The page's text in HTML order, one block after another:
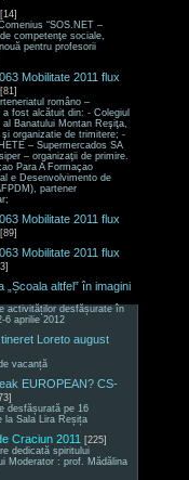
[14]
“SOS.NET –
competenţe sociale,
pentru profesorii
Mobilitate 2011 flux
[81]
româno –
a fost alcătuit din: - Colegiul
al Banatului Montan Reşiţa,
şi organizatie de trimitere; -
– Supermercados SA
– organizaţii de primire.
Para A Formaçao
e Desenvolvimento de
partener
Mobilitate 2011 flux
[89]
Mobilitate 2011 flux
„Școala altfel” în imagini
activităților desfășurate în
6 aprilie 2012
Loreto august
vacanță
EUROPEAN? CS-
desfășurată pe 16
la Sala Lira Reșița
Craciun 2011 [225]
dedicată spiritului
Moderator : prof. Mădălina